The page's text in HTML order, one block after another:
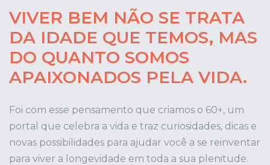
VIVER BEM NÃO SE TRATA
DA IDADE QUE TEMOS, MAS
DO QUANTO SOMOS
APAIXONADOS PELA VIDA.
Foi com esse pensamento que criamos o 60+, um
portal que celebra a vida e traz curiosidades, dicas e
novas possibilidades para ajudar você a se reinventar
para viver a longevidade em toda a sua plenitude.